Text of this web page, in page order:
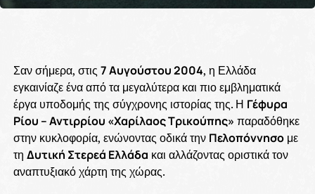
Σαν σήμερα, στις 7 Αυγούστου 2004, η Ελλάδα
εγκαινίαζε ένα από τα μεγαλύτερα και πιο εμβληματικά
έργα υποδομής της σύγχρονης ιστορίας της. Η Γέφυρα
Ρίου – Αντιρρίου «Χαρίλαος Τρικούπης» παραδόθηκε
στην κυκλοφορία, ενώνοντας οδικά την Πελοπόννησομε
τη Δυτική Στερεά Ελλάδα και αλλάζοντας οριστικά τον
αναπτυξιακό χάρτη της χώρας.